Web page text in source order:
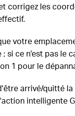
corrigez les
votre
si ce n'est pas le
1 pour le
arrivé/quitté
intelligente